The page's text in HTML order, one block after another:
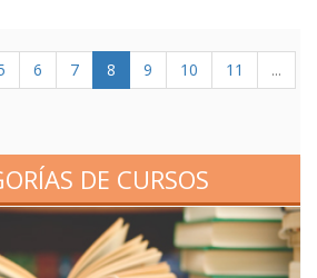
6 7 8 9 10 11
...
DE CURSOS